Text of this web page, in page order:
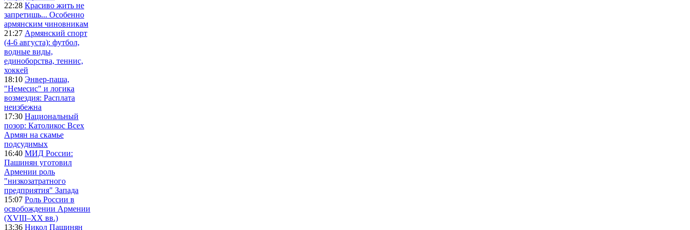
22:28 Красиво жить не
запретишь... Особенно
армянским чиновникам
21:27 Армянский спорт
(4-6 августа): футбол,
водные виды,
единоборства, теннис,
хоккей
18:10 Энвер-паша,
"Немесис" и логика
возмездия: Расплата
неизбежна
17:30 Национальный
позор: Католикос Всех
Армян на скамье
подсудимых
16:40 МИД России:
Пашинян уготовил
Армении роль
"низкозатратного
предприятия" Запада
15:07 Роль России в
освобождении Армении
(XVIII–XX вв.)
13:36 Никол Пашинян